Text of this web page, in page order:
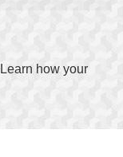
Learn how your